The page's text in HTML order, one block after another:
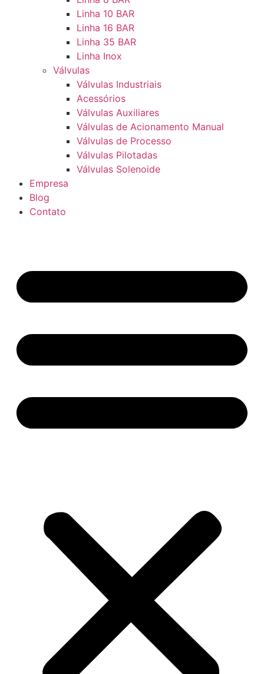
Linha 10 BAR
Linha 16 BAR
Linha 35 BAR
Linha Inox
Válvulas
Válvulas Industriais
Acessórios
Válvulas Auxiliares
Válvulas de Acionamento Manual
Válvulas de Processo
Válvulas Pilotadas
Válvulas Solenoide
Empresa
Blog
Contato